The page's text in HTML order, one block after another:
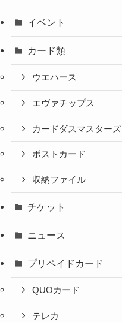
イベント
カード類
ウエハース
エヴァチップス
カードダスマスターズ
ポストカード
収納ファイル
チケット
ニュース
プリペイドカード
QUOカード
テレカ